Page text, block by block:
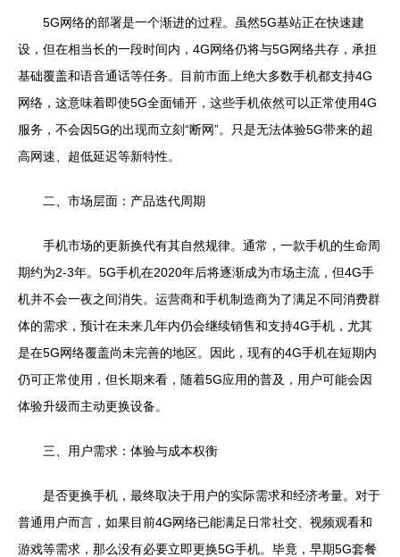
5G网络的部署是一个渐进的过程。虽然5G基站正在快速建
设，但在相当长的一段时间内，4G网络仍将与5G网络共存，承担
基础覆盖和语音通话等任务。目前市面上绝大多数手机都支持4G
网络，这意味着即使5G全面铺开，这些手机依然可以正常使用4G
服务，不会因5G的出现而立刻“断网”。只是无法体验5G带来的超
高网速、超低延迟等新特性。
二、市场层面：产品迭代周期
手机市场的更新换代有其自然规律。通常，一款手机的生命周
期约为2-3年。5G手机在2020年后将逐渐成为市场主流，但4G手
机并不会一夜之间消失。运营商和手机制造商为了满足不同消费群
体的需求，预计在未来几年内仍会继续销售和支持4G手机，尤其
是在5G网络覆盖尚未完善的地区。因此，现有的4G手机在短期内
仍可正常使用，但长期来看，随着5G应用的普及，用户可能会因
体验升级而主动更换设备。
三、用户需求：体验与成本权衡
是否更换手机，最终取决于用户的实际需求和经济考量。对于
普通用户而言，如果目前4G网络已能满足日常社交、视频观看和
游戏等需求，那么没有必要立即更换5G手机。毕竟，早期5G套餐